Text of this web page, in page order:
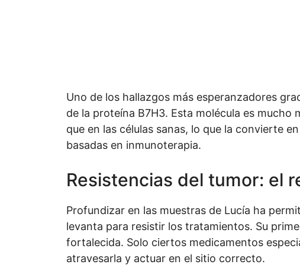
Uno de los hallazgos más esperanzadores
de la proteína B7H3. Esta molécula es mucho
que en las células sanas, lo que la convierte
basadas en inmunoterapia.
Resistencias del tumor: el
Profundizar en las muestras de Lucía ha
levanta para resistir los tratamientos. Su
fortalecida. Solo ciertos medicamentos
atravesarla y actuar en el sitio correcto.